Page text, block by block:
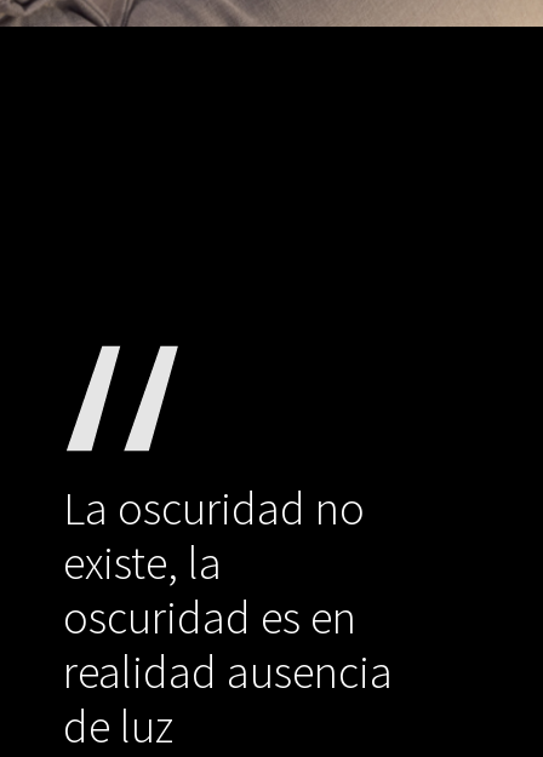
La oscuridad no
existe, la
oscuridad es en
realidad ausencia
de luz